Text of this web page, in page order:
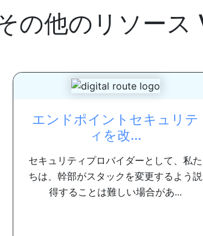
の他のリソース
エンドポイントセキュリテ
ィを改...
セキュリティプロバイダーとして、私た
ちは、幹部がスタックを変更するよう説
得することは難しい場合があ...